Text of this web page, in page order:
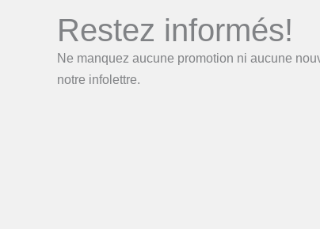
Restez informés!
Ne manquez aucune promotion ni aucune
notre infolettre.